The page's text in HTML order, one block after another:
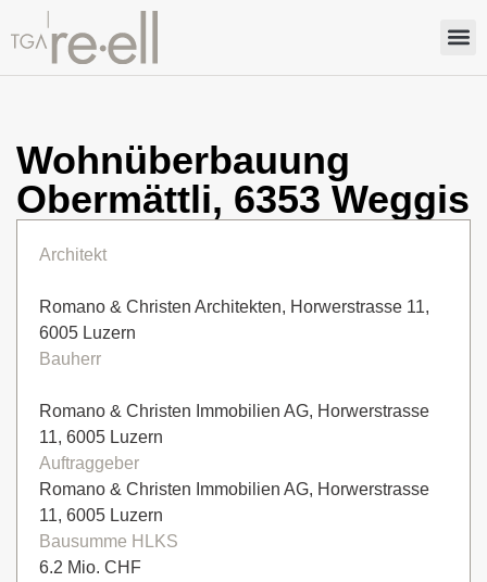
Wohnüberbauung
Obermättli, 6353 Weggis
Architekt
Romano & Christen Architekten, Horwerstrasse 11,
6005 Luzern
Bauherr
Romano & Christen Immobilien AG, Horwerstrasse
11, 6005 Luzern
Auftraggeber
Romano & Christen Immobilien AG, Horwerstrasse
11, 6005 Luzern
Bausumme HLKS
6.2 Mio. CHF